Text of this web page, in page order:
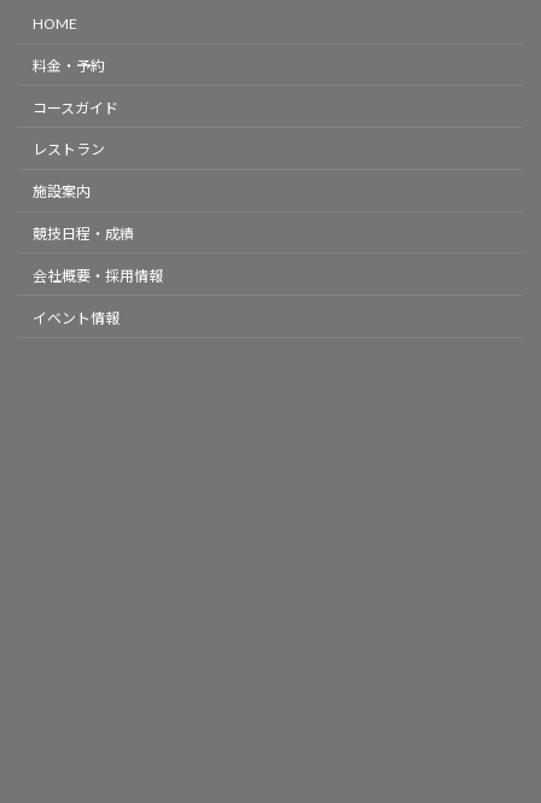
HOME
料金・予約
コースガイド
レストラン
施設案内
競技日程・成績
会社概要・採用情報
イベント情報